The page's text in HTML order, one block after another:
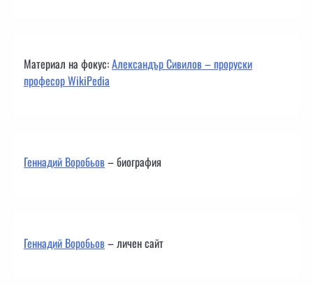
Материал на фокус:Александър Сивилов – проруски
професор WikiPedia
Геннадий Воробьов– биография
Геннадий Воробьов– личен сайт